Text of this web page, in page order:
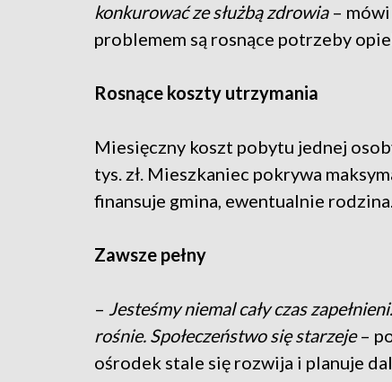
konkurować ze służbą zdrowia– mówi
problemem są rosnące potrzeby
Rosnące koszty utrzymania
Miesięczny koszt pobytu jednej
tys. zł. Mieszkaniec pokrywa
finansuje gmina, ewentualnie
Zawsze pełny
– Jesteśmy niemal cały czas
rośnie. Społeczeństwo się starzeje–
ośrodek stale się rozwija i planuje